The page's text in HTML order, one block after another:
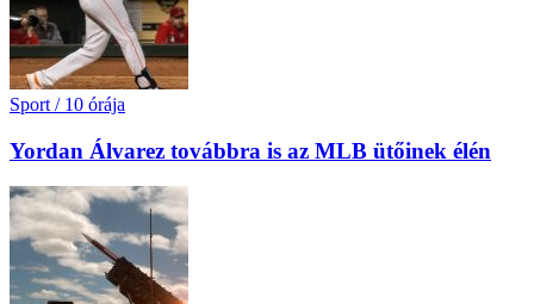
Sport / 10 órája
Yordan Álvarez továbbra is az MLB ütőinek élén